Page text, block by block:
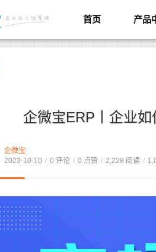
首页 产品
企微宝ERP丨企业
企微宝
2023-10-10 / 0 评论 / 0 点赞 / 2,228 阅读 /